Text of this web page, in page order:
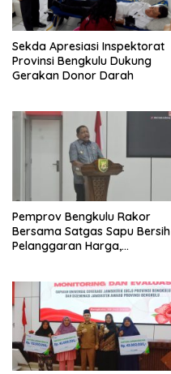
Sekda Apresiasi Inspektorat
Provinsi Bengkulu Dukung
Gerakan Donor Darah
Pemprov Bengkulu Rakor
Bersama Satgas Sapu Bersih
Pelanggaran Harga,
Masih Jadi Sorotan